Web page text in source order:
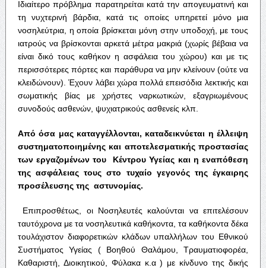
Ιδιαίτερο πρόβλημα παρατηρείται κατά την απογευματινή και
τη νυχτερινή βάρδια, κατά τις οποίες υπηρετεί μόνο μια
νοσηλεύτρια, η οποία βρίσκεται μόνη στην υποδοχή, με τους
ιατρούς να βρίσκονται αρκετά μέτρα μακριά (χωρίς βέβαια να
είναι δικό τους καθήκον η ασφάλεια του χώρου) και με τις
περισσότερες πόρτες και παράθυρα να μην κλείνουν (ούτε να
κλειδώνουν). Έχουν λάβει χώρα πολλά επεισόδια λεκτικής και
σωματικής βίας με χρήστες ναρκωτικών, εξαγριωμένους
συνοδούς ασθενών, ψυχιατρικούς ασθενείς κλπ.
Από όσα μας καταγγέλλονται, καταδεικνύεται η έλλειψη
συστηματοποιημένης και αποτελεσματικής προστασίας
των εργαζομένων του Κέντρου Υγείας και η εναπόθεση
της ασφάλειας τους στο τυχαίο γεγονός της έγκαιρης
προσέλευσης της αστυνομίας.
Επιπροσθέτως, οι Νοσηλευτές καλούνται να επιτελέσουν
ταυτόχρονα με τα νοσηλευτικά καθήκοντα, τα καθήκοντα δέκα
τουλάχιστον διαφορετικών κλάδων υπαλλήλων του Εθνικού
Συστήματος Υγείας ( Βοηθού Θαλάμου, Τραυματιοφορέα,
Καθαριστή, Διοικητικού, Φύλακα κ.α ) με κίνδυνο της δικής